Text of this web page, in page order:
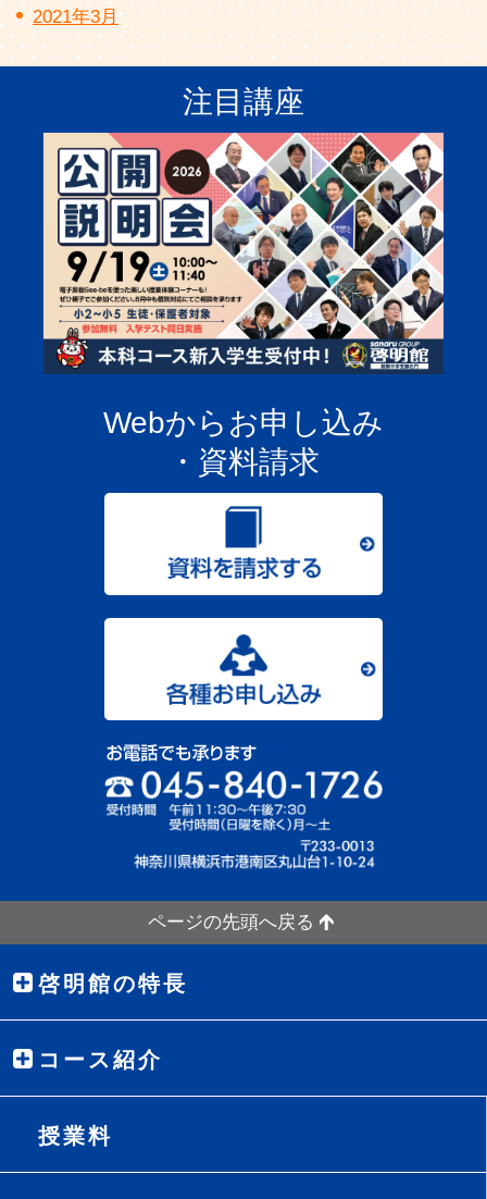
2021年3月
注目講座
Webからお申し込み
・資料請求
ページの先頭へ戻る
啓明館の特長
コース紹介
授業料